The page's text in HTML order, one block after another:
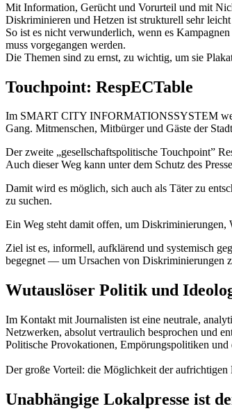
Mit Information, Gerücht und Vorurteil und mit
Diskriminieren und Hetzen ist strukturell sehr leicht
So ist es nicht verwunderlich, wenn es
muss vorgegangen werden.
Die Themen sind zu ernst, zu wichtig, um sie
Touchpoint: RespECTable
Im SMART CITY INFORMATIONSSYSTEM
Gang. Mitmenschen, Mitbürger und Gäste der
Der zweite „gesellschaftspolitische Touchpoint”
Auch dieser Weg kann unter dem Schutz des
Damit wird es möglich, sich auch als Täter zu
zu suchen.
Ein Weg steht damit offen, um Diskriminierungen,
Ziel ist es, informell, aufklärend und systemisch
begegnet — um Ursachen von Diskriminierungen
Wutauslöser Politik und
Im Kontakt mit Journalisten ist eine neutrale,
Netzwerken, absolut vertraulich besprochen und
Politische Provokationen, Empörungspolitiken
Der große Vorteil: die Möglichkeit der
Unabhängige Lokalpresse ist